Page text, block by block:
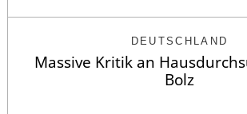
DEUTSCHLAND
Massive Kritik an
Bolz